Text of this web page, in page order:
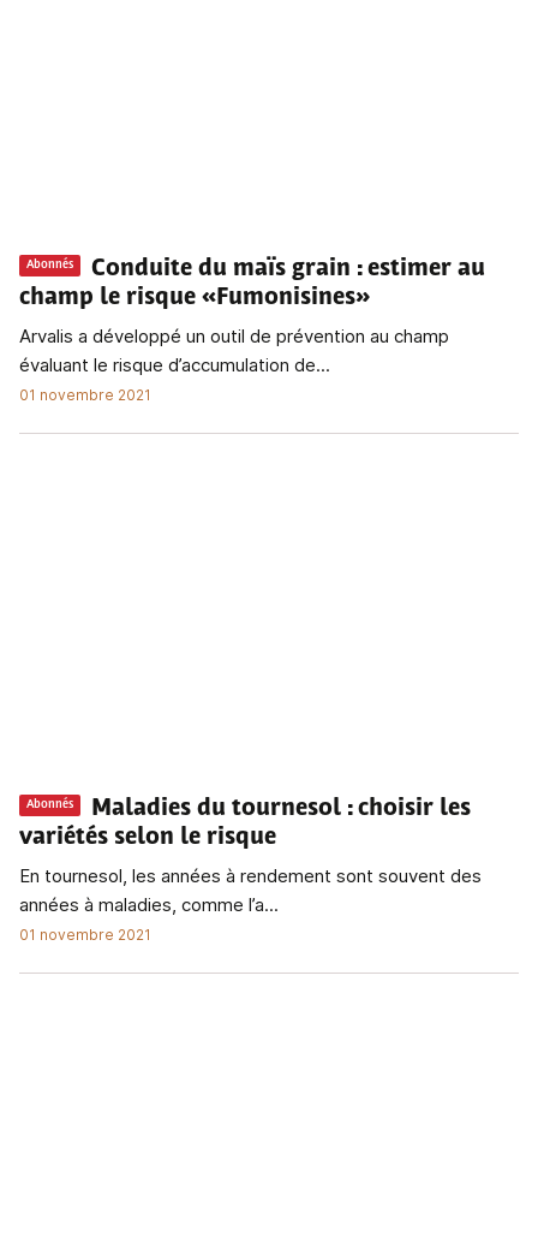
Abonnés Conduite du maïs grain : estimer au
champ le risque «Fumonisines»
Arvalis a développé un outil de prévention au champ
évaluant le risque d’accumulation de...
01 novembre 2021
Abonnés Maladies du tournesol : choisir les
variétés selon le risque
En tournesol, les années à rendement sont souvent des
années à maladies, comme l’a...
01 novembre 2021